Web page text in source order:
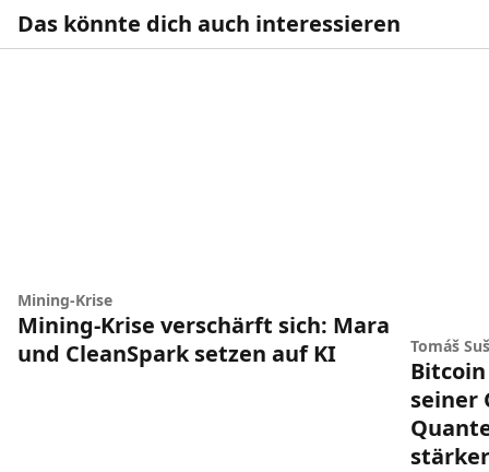
Das könnte dich auch interessieren
Mining-Krise
Mining-Krise verschärft sich: Mara
und CleanSpark setzen auf KI
Tomáš
seiner
stärker